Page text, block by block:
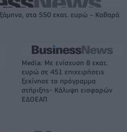
στα 550 εκατ. ευρώ – Καθαρά
Media: Με ενίσχυση 8 εκατ.
ευρώ σε 451 επιχειρήσεις
ξεκίνησε το πρόγραμμα
στήριξης- Κάλυψη εισφορών
ΕΔΟΕΑΠ